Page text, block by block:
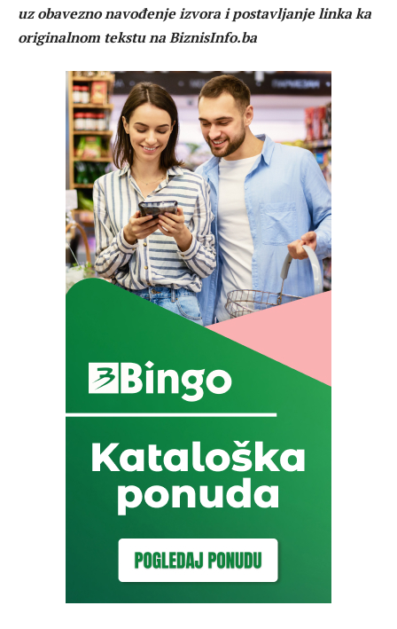
uz obavezno navođenje izvora i postavljanje linka ka
originalnom tekstu na BiznisInfo.ba